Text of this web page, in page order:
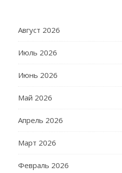
Август 2026
Июль 2026
Июнь 2026
Май 2026
Апрель 2026
Март 2026
Февраль 2026